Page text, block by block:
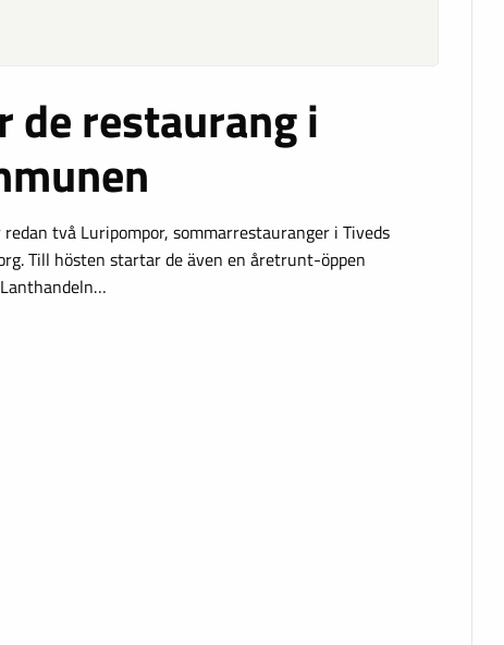
de restaurang i
redan två Luripompor, sommarrestauranger i Tiveds
Till hösten startar de även en åretrunt-öppen